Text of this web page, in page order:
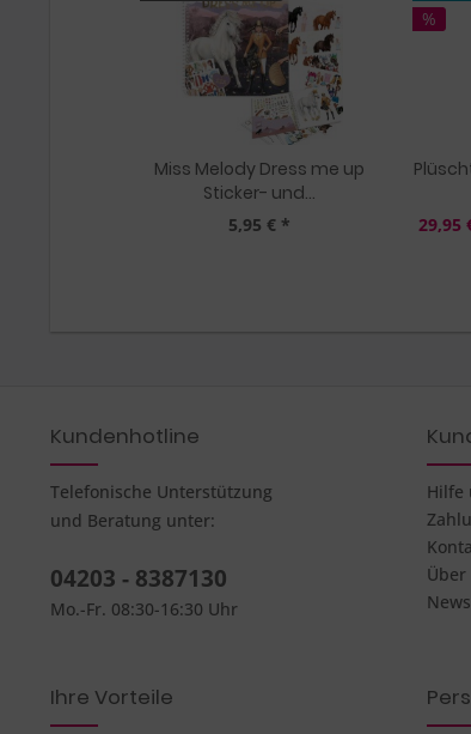
Miss Melody Dress me up
Sticker- und...
5,95 € *
%
29,95
Kundenhotline
Telefonische Unterstützung
und Beratung unter:
04203 - 8387130
Mo.-Fr. 08:30-16:30 Uhr
Hilfe
Über
Ihre Vorteile